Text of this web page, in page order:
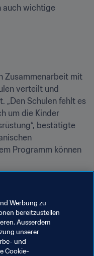
auch wichtige
Zusammenarbeit mit
verteilt und
„Den Schulen fehlt es
um die Kinder
bestätigte
Programm können
auch für ein
steht.
dass dieses
Werbung zu
bereitzustellen
Ausserdem
unserer
und
Cookie-